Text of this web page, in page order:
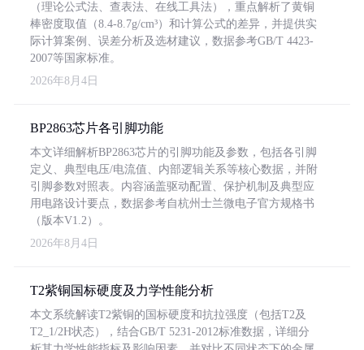
（理论公式法、查表法、在线工具法），重点解析了黄铜
棒密度取值（8.4-8.7g/cm³）和计算公式的差异，并提供实
际计算案例、误差分析及选材建议，数据参考GB/T 4423-
2007等国家标准。
2026年8月4日
BP2863芯片各引脚功能
本文详细解析BP2863芯片的引脚功能及参数，包括各引脚
定义、典型电压/电流值、内部逻辑关系等核心数据，并附
引脚参数对照表。内容涵盖驱动配置、保护机制及典型应
用电路设计要点，数据参考自杭州士兰微电子官方规格书
（版本V1.2）。
2026年8月4日
T2紫铜国标硬度及力学性能分析
本文系统解读T2紫铜的国标硬度和抗拉强度（包括T2及
T2_1/2H状态），结合GB/T 5231-2012标准数据，详细分